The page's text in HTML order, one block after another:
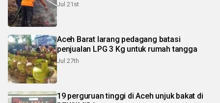
Jul 21st
Aceh Barat larang pedagang batasi
penjualan LPG 3 Kg untuk rumah tangga
Jul 27th
19 perguruan tinggi di Aceh unjuk bakat di